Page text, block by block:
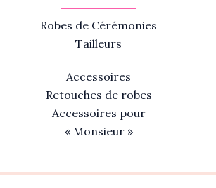
Robes de Cérémonies
Tailleurs
Accessoires
Retouches de robes
Accessoires pour
« Monsieur »